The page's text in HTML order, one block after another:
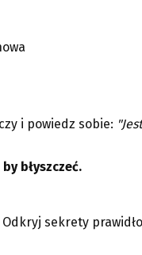
i powiedz sobie:
błyszczeć.
sekrety